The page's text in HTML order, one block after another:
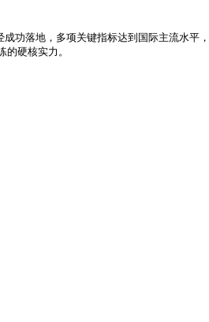
功落地，多项关键指标达到国际主流水平
硬核实力。